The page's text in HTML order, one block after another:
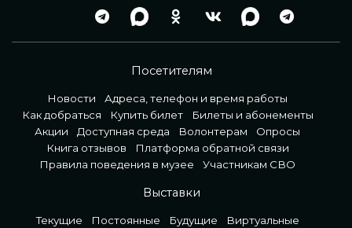
Посетителям
Новости
Адреса, телефон и время работы
Как добраться
Купить билет
Билеты и абонементы
Акции
Доступная среда Волонтерам
Опросы
Книга отзывов
Платформа обратной связи
Правила поведения в музее
Участникам СВО
Выставки
Текущие Постоянные Будущие
Виртуальные